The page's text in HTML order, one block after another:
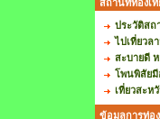
สถานที่ท่องเที่
ประวัติสถ
ไปเที่ยวล
สะบายดี ห
โพนพิสัยมี
เที่ยวสะห
ข้อมูลการท่อง